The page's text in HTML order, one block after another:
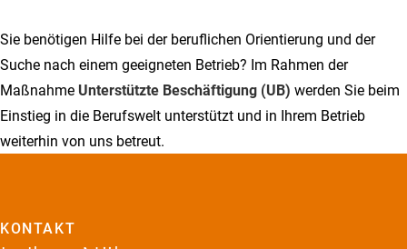
Sie benötigen Hilfe bei der beruflichen Orientierung und der
Suche nach einem geeigneten Betrieb? Im Rahmen der
Maßnahme Unterstützte Beschäftigung (UB) werden Sie beim
Einstieg in die Berufswelt unterstützt und in Ihrem Betrieb
weiterhin von uns betreut.
KONTAKT